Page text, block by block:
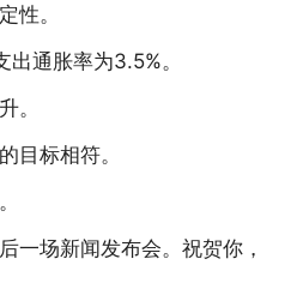
性。
通胀率为3.5%。
。
目标相符。
一场新闻发布会。祝贺你，